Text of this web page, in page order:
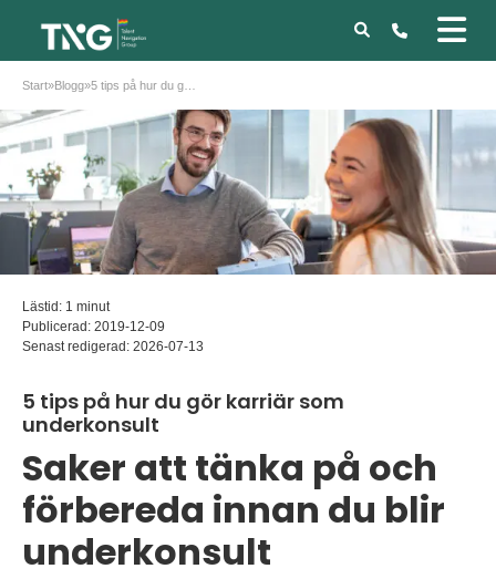
Start»Blogg»
Lästid: 1 minut
Publicerad: 2019-12-09
Senast redigerad: 2026-07-13
5 tips på hur du gör karriär som
underkonsult
Saker att tänka på och
förbereda innan du blir
underkonsult